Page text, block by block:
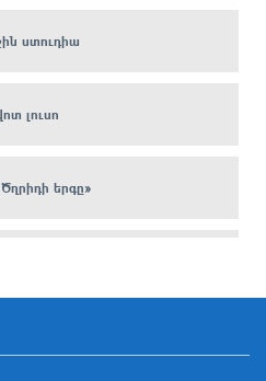
ստուդիա
լուսո
երգը»